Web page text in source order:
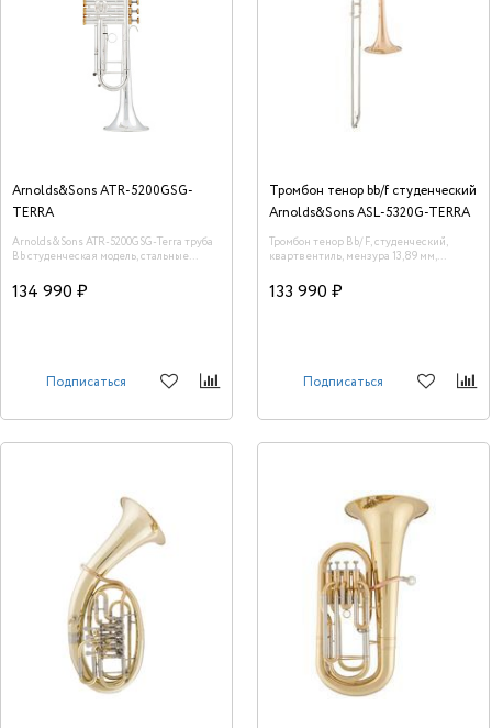
Arnolds&Sons ATR-5200GSG-
TERRA
Arnolds&Sons ATR-5200GSG-Terra труба
Bb студенческая модель, стальные
134 990 ₽
Подписаться
Тромбон тенор bb/f студенческий
Arnolds&Sons ASL-5320G-TERRA
Тромбон тенор Bb/ F, студенческий,
квартвентиль, мензура 13,89 мм,
133 990 ₽
Подписаться